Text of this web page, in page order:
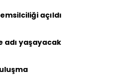
açıldı
adı yaşayacak